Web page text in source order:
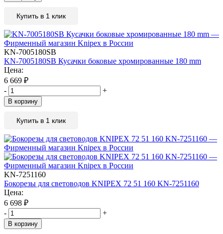
Купить в 1 клик
KN-7005180SB
KN-7005180SB Кусачки боковые хромированные 180 mm
Цена:
6 669 ₽
-
+
В корзину
Купить в 1 клик
KN-7251160
Бокорезы для световодов KNIPEX 72 51 160 KN-7251160
Цена:
6 698 ₽
-
+
В корзину